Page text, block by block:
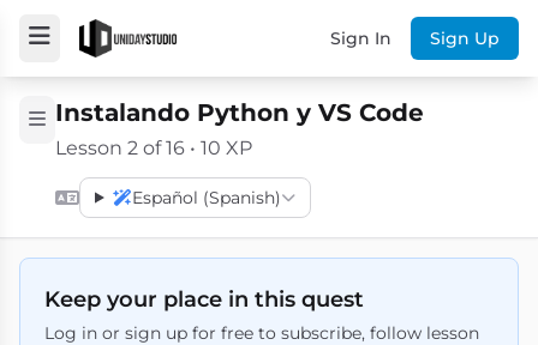
Sign In Sign Up
Instalando Python y VS Code
Lesson 2 of 16 • 10 XP
Español (Spanish)
Keep your place in this quest
Log in or sign up for free to subscribe, follow lesson